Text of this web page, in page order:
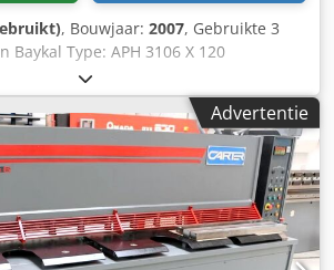
, Bouwjaar: 2007, Gebruikte 3
Baykal Type: APH 3106 X 120
ton NC-instelling (eenvoudig)
voor hoge snelheid Cjdpfxjzi
gereedschap Bouwjaar: 2007Advertentie